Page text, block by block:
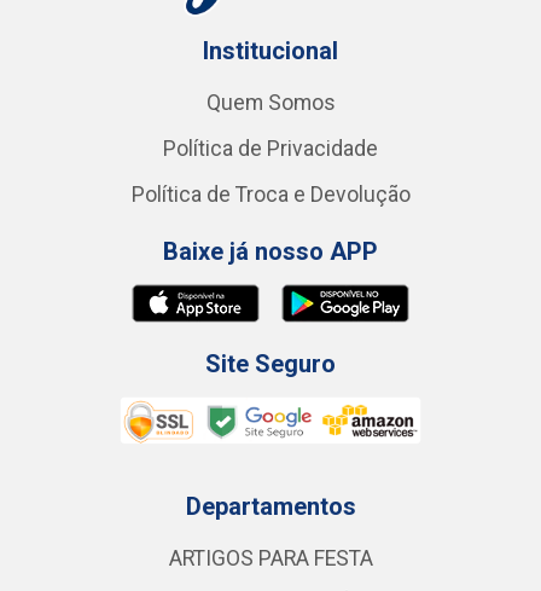
Institucional
Quem Somos
Política de Privacidade
Política de Troca e Devolução
Baixe já nosso APP
Site Seguro
Departamentos
ARTIGOS PARA FESTA